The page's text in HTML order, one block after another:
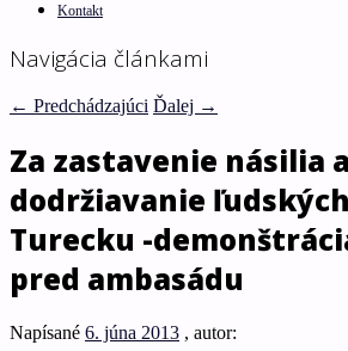
Kontakt
Navigácia článkami
← Predchádzajúci Ďalej →
Za zastavenie násilia a
dodržiavanie
Turecku -
pred ambasádu
Napísané 6. júna 2013 , autor: